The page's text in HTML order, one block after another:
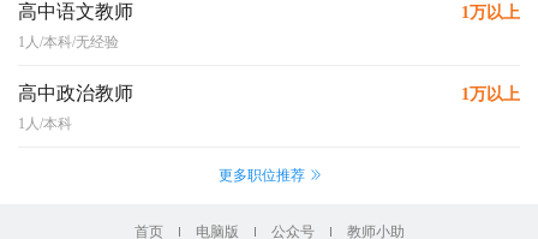
高中语文教师 1万以上
1人/本科/无经验
高中政治教师 1万以上
1人/本科
更多职位推荐
首页 电脑版 公众号 教师小助